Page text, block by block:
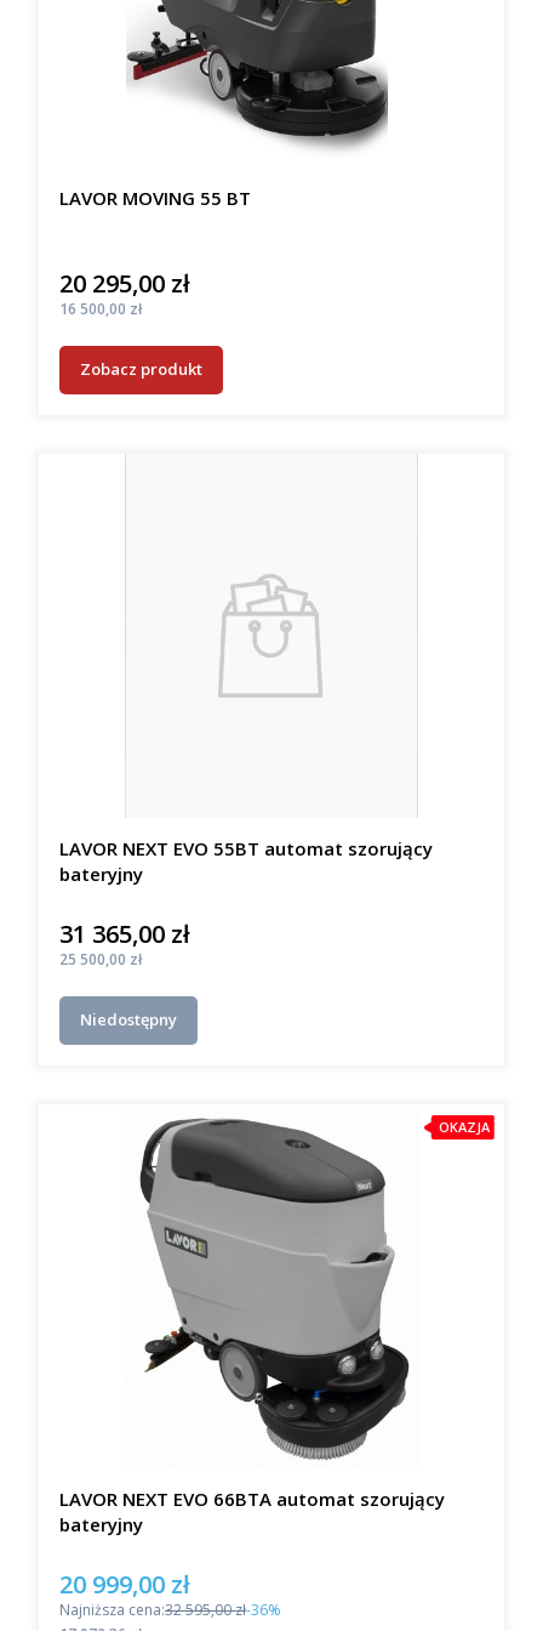
LAVOR MOVING 55 BT
Cena
20 295,00 zł
Cena
16 500,00 zł
Zobacz produkt
LAVOR NEXT EVO 55BT automat szorujący
bateryjny
Cena
31 365,00 zł
Cena
25 500,00 zł
Niedostępny
OKAZJA
LAVOR NEXT EVO 66BTA automat szorujący
bateryjny
Cena promocyjna
20 999,00 zł
Najniższa cena:32 595,00 zł-36%